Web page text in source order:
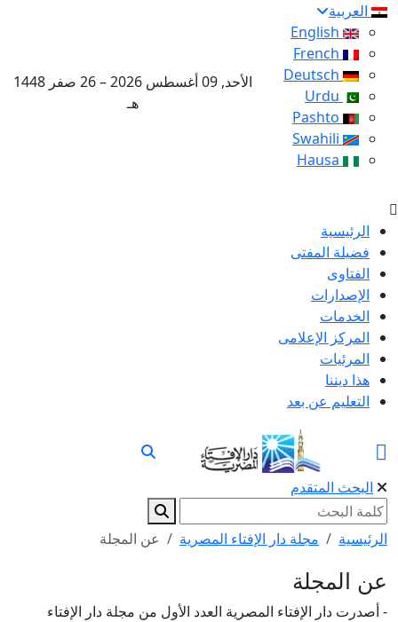
العربية
الأحد, 09 أغسطس 2026 – 26 صفر 1448
هـ
الرئيسية
فضيلة المفتى
الفتاوى
الإصدارات
الخدمات
المركز الإعلامى
المرئيات
هذا ديننا
التعليم عن بعد
البحث المتقدم
الرئيسية مجلة دار الإفتاء المصرية عن المجلة
عن المجلة
- أصدرت دار الإفتاء المصرية العدد الأول من مجلة دار الإفتاء